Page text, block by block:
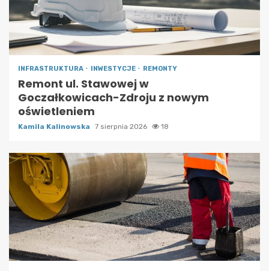
INFRASTRUKTURA INWESTYCJE REMONTY
Remont ul. Stawowej w
Goczałkowicach-Zdroju z nowym
oświetleniem
Kamila Kalinowska 7 sierpnia 2026 18